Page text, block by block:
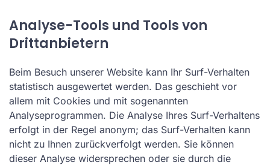
Analyse-Tools und Tools von
Drittanbietern
Beim Besuch unserer Website kann Ihr Surf-Verhalten
statistisch ausgewertet werden. Das geschieht vor
allem mit Cookies und mit sogenannten
Analyseprogrammen. Die Analyse Ihres Surf-Verhaltens
erfolgt in der Regel anonym; das Surf-Verhalten kann
nicht zu Ihnen zurückverfolgt werden. Sie können
dieser Analyse widersprechen oder sie durch die